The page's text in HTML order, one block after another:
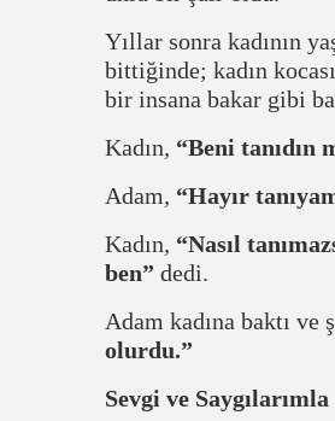
Yıllar sonra kadının
bittiğinde; kadın
bir insana bakar gibi
Kadın, “Beni tanıdın
Adam, “Hayır
Kadın, “Nasıl
ben” dedi.
Adam kadına baktı ve
olurdu.”
Sevgi ve Saygılarımla